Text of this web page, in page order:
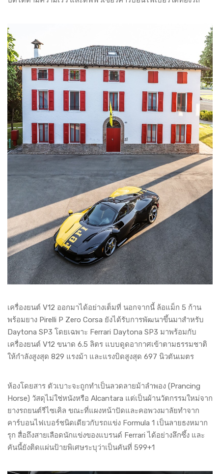
เครื่องยนต์ V12 ออกมาได้อย่างเต็มที่ นอกจากนี้ ล้อแม็ก 5 ก้าน
พร้อมยาง Pirelli P Zero Corsa ยังได้รับการพัฒนาขึ้นมาสำหรับ
Daytona SP3 โดยเฉพาะ Ferrari Daytona SP3 มาพร้อมกับ
เครื่องยนต์ V12 ขนาด 6.5 ลิตร แบบดูดอากาศเข้าตามธรรมชาติ
ให้กำลังสูงสุด 829 แรงม้า และแรงบิดสูงสุด 697 นิวตันเมตร
ห้องโดยสาร ตัวเบาะจะถูกทำเป็นลวดลายม้าลำพอง (Prancing
Horse) วัสดุไม่ใช่หนังหรือ Alcantara แต่เป็นผ้านวัตกรรมใหม่จาก
ยางรถยนต์รีไซเคิล ขณะที่แผงหน้าปัดและคอพวงมาลัยทำจาก
คาร์บอนไฟเบอร์ชนิดเดียวกับรถแข่ง Formula 1 เป็นลายธงหมาก
รุก สื่อถึงสายเลือดนักแข่งของแบรนด์ Ferrari ได้อย่างลึกซึ้ง และ
คันนี้ยังติดแผ่นป้ายพิเศษระบุว่าเป็นคันที่ 599+1